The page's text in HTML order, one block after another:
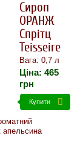
Сироп
ОРАНЖ
Спрітц
Teisseire
Вага: 0,7 л
Ціна: 465
грн
Купити
апельсина